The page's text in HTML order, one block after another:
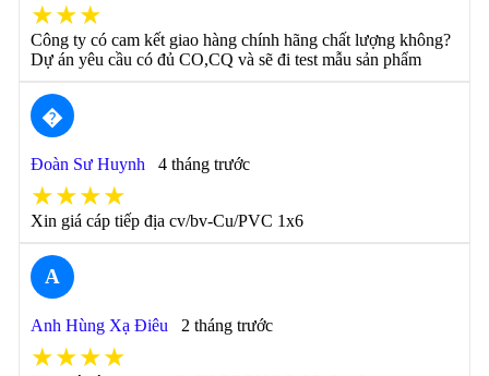
★★★
Công ty có cam kết giao hàng chính hãng chất lượng không?
Dự án yêu cầu có đủ CO,CQ và sẽ đi test mẫu sản phẩm
�
Đoàn Sư Huynh 4 tháng trước
★★★★
Xin giá cáp tiếp địa cv/bv-Cu/PVC 1x6
A
Anh Hùng Xạ Điêu 2 tháng trước
★★★★